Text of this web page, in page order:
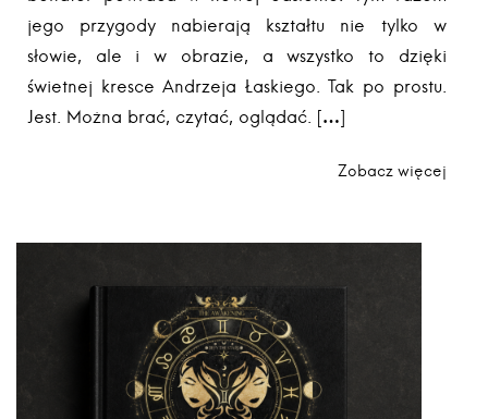
jego przygody nabierają kształtu nie tylko w
słowie, ale i w obrazie, a wszystko to dzięki
świetnej kresce Andrzeja Łaskiego. Tak po prostu.
Jest. Można brać, czytać, oglądać. […]
Zobacz więcej